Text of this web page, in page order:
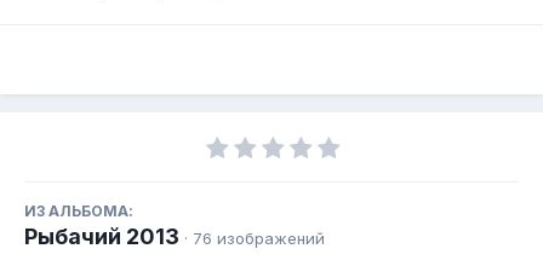
ИЗ АЛЬБОМА:
Рыбачий 2013 · 76 изображений